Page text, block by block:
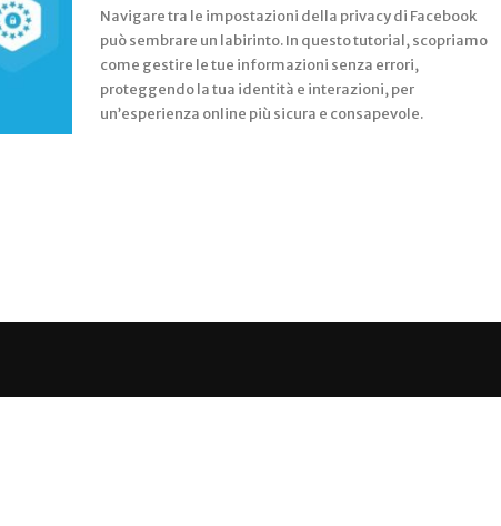
Navigare tra le impostazioni della privacy di Facebook
può sembrare un labirinto. In questo tutorial, scopriamo
come gestire le tue informazioni senza errori,
proteggendo la tua identità e interazioni, per
un’esperienza online più sicura e consapevole.